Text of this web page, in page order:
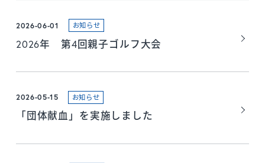
2026-06-01 お知らせ
2026年 第4回親子ゴルフ大会
2026-05-15 お知らせ
「団体献血」を実施しました